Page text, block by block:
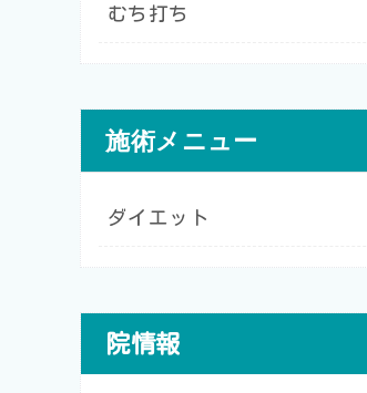
むち打ち
施術メニュー
ダイエット
院情報